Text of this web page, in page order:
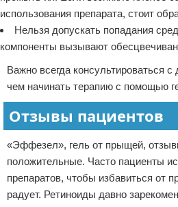
использования препарата, стоит
Нельзя допускать попадания
компоненты вызывают
Важно всегда консультироваться
чем начинать терапию с помощью
Отзывы пациентов
«Эффезел», гель от прыщей,
положительные. Часто пациенты
препаратов, чтобы избавиться от
радует. Ретиноиды давно